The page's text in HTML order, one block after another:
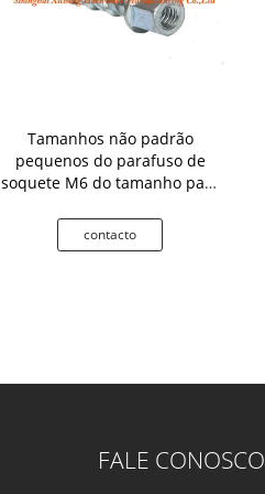
Tamanhos não padrão
pequenos do parafuso de
soquete M6 do tamanho para
contacto
FALE CONOSCO